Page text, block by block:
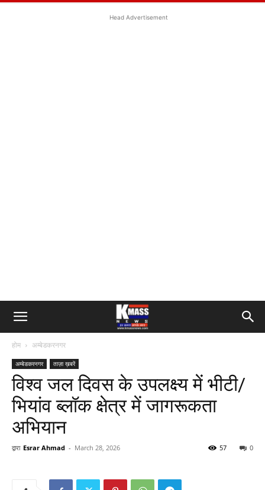
Head Advertisement
होम अम्बेडकरनगर
अम्बेडकरनगर ताज़ा ख़बरें
विश्व जल दिवस के उपलक्ष्य में भीटी/
भियांव ब्लॉक क्षेत्र में जागरूकता
अभियान
द्वारा Esrar Ahmad - March 28, 2026 0
57